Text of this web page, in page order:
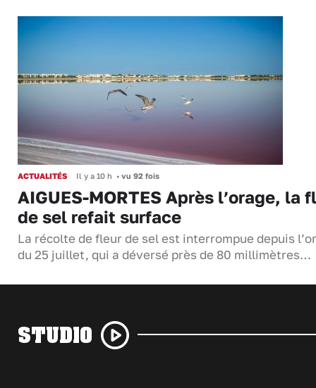
ACTUALITÉS Il y a 10 h • vu 92 fois
AIGUES-MORTES Après l’orage, la
de sel refait surface
La récolte de fleur de sel est interrompue depuis
du 25 juillet, qui a déversé près de 80 millimètres…
STUDIO